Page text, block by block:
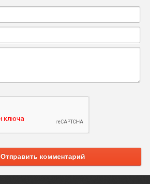
Отправить комментарий